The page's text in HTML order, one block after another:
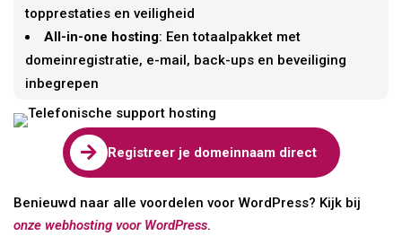
topprestaties en veiligheid
All-in-one hosting: Een totaalpakket met
domeinregistratie, e-mail, back-ups en beveiliging
inbegrepen
 Registreer je domeinnaam direct
Benieuwd naar alle voordelen voor WordPress? Kijk bij
onze webhosting voor WordPress.